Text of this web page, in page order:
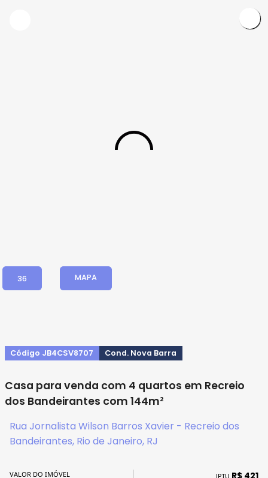
36 MAPA
Código JB4CSV8707 Cond. Nova Barra
Casa para venda com 4 quartos em Recreio
dos Bandeirantes com 144m²
Rua Jornalista Wilson Barros Xavier - Recreio dos
Bandeirantes, Rio de Janeiro, RJ
VALOR DO IMÓVEL